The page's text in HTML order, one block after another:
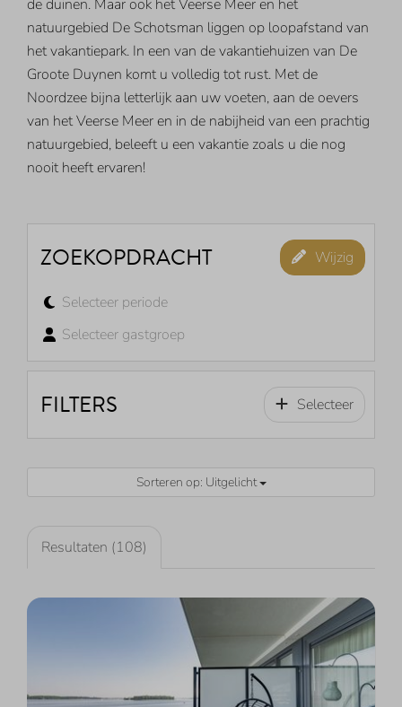
de duinen. Maar ook het Veerse Meer en het
natuurgebied De Schotsman liggen op loopafstand van
het vakantiepark. In een van de vakantiehuizen van De
Groote Duynen komt u volledig tot rust. Met de
Noordzee bijna letterlijk aan uw voeten, aan de oevers
van het Veerse Meer en in de nabijheid van een prachtig
natuurgebied, beleeft u een vakantie zoals u die nog
nooit heeft ervaren!
ZOEKOPDRACHT Wijzig
Selecteer periode
Selecteer gastgroep
FILTERS Selecteer
Sorteren op: Uitgelicht
Resultaten (108)